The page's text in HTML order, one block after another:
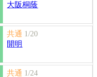
大阪桐蔭
共通 1/20
開明
共通 1/24